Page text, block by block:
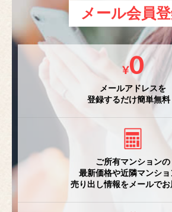
メール会員
メールアドレスを
登録するだけ簡単無料
ご所有マンションの
最新価格や近隣マンショ
売り出し情報をメールでお